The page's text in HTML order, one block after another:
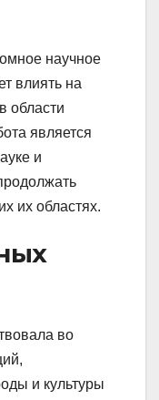
научное
влиять на
области
является
и
их областях.
во
и культуры